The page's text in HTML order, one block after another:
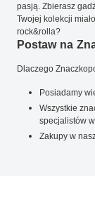
pasją. Zbierasz
Twojej kolekcji
rock&rolla?
Postaw na
Dlaczego
Posiadamy
Wszystkie
specjalistów
Zakupy w